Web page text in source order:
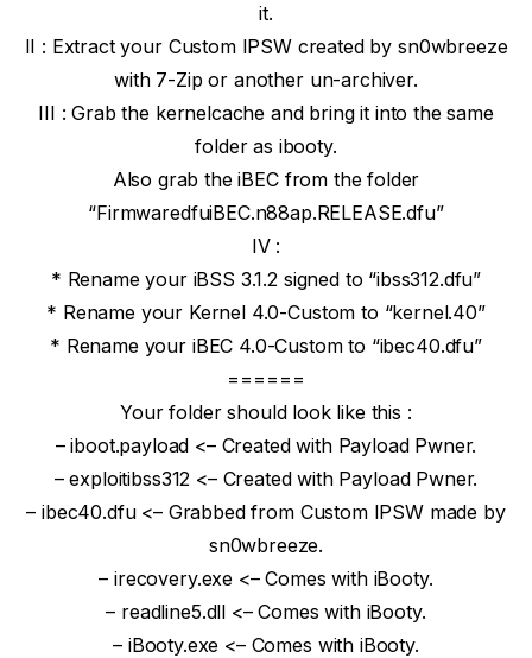
it.
II : Extract your Custom IPSW created by sn0wbreeze
with 7-Zip or another un-archiver.
III : Grab the kernelcache and bring it into the same
folder as ibooty.
Also grab the iBEC from the folder
“FirmwaredfuiBEC.n88ap.RELEASE.dfu”
IV :
* Rename your iBSS 3.1.2 signed to “ibss312.dfu”
* Rename your Kernel 4.0-Custom to “kernel.40”
* Rename your iBEC 4.0-Custom to “ibec40.dfu”
======
Your folder should look like this :
– iboot.payload <– Created with Payload Pwner.
– exploitibss312 <– Created with Payload Pwner.
– ibec40.dfu <– Grabbed from Custom IPSW made by
sn0wbreeze.
– irecovery.exe <– Comes with iBooty.
– readline5.dll <– Comes with iBooty.
– iBooty.exe <– Comes with iBooty.